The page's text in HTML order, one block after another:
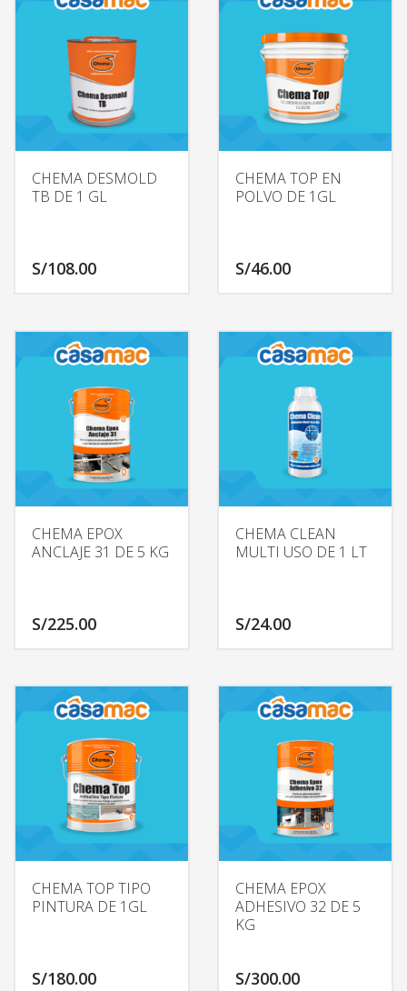
CHEMA DESMOLD
TB DE 1 GL
S/108.00
CHEMA TOP EN
POLVO DE 1GL
S/46.00
CHEMA EPOX
ANCLAJE 31 DE 5 KG
S/225.00
CHEMA CLEAN
MULTI USO DE 1 LT
S/24.00
CHEMA TOP TIPO
PINTURA DE 1GL
S/180.00
CHEMA EPOX
ADHESIVO 32 DE 5
KG
S/300.00